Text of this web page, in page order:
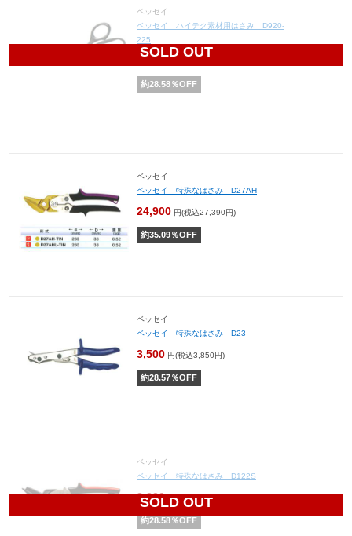
SOLD OUT
ベッセイ
ベッセイ ハイテク素材用はさみ D920-
225
20,320
約28.58％OFF
ベッセイ
ベッセイ 特殊なはさみ D27AH
24,900 円(税込27,390円)
約35.09％OFF
ベッセイ
ベッセイ 特殊なはさみ D23
3,500 円(税込3,850円)
約28.57％OFF
SOLD OUT
ベッセイ
ベッセイ 特殊なはさみ D122S
8,220 円(税込9,042円)
約28.58％OFF